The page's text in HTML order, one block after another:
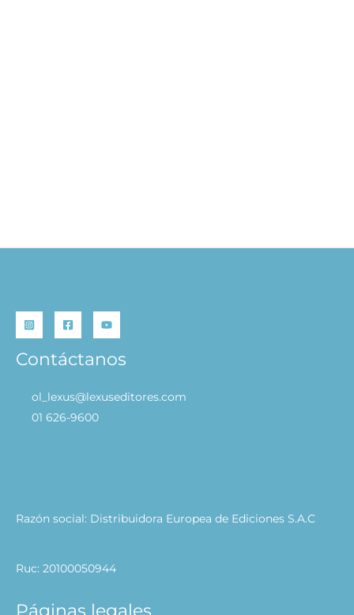
Contáctanos
ol_lexus@lexuseditores.com
01 626-9600
Razón social: Distribuidora Europea de Ediciones S.A.C
Ruc: 20100050944
Páginas legales